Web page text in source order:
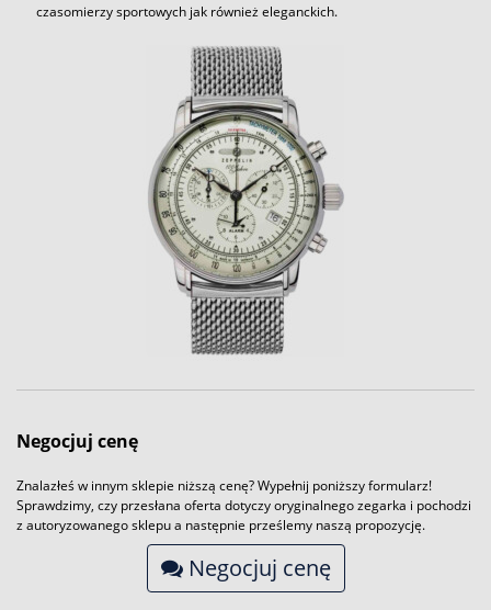
czasomierzy sportowych jak również eleganckich.
Negocjuj cenę
Znalazłeś w innym sklepie niższą cenę? Wypełnij poniższy formularz!
Sprawdzimy, czy przesłana oferta dotyczy oryginalnego zegarka i pochodzi
z autoryzowanego sklepu a następnie prześlemy naszą propozycję.
Negocjuj cenę